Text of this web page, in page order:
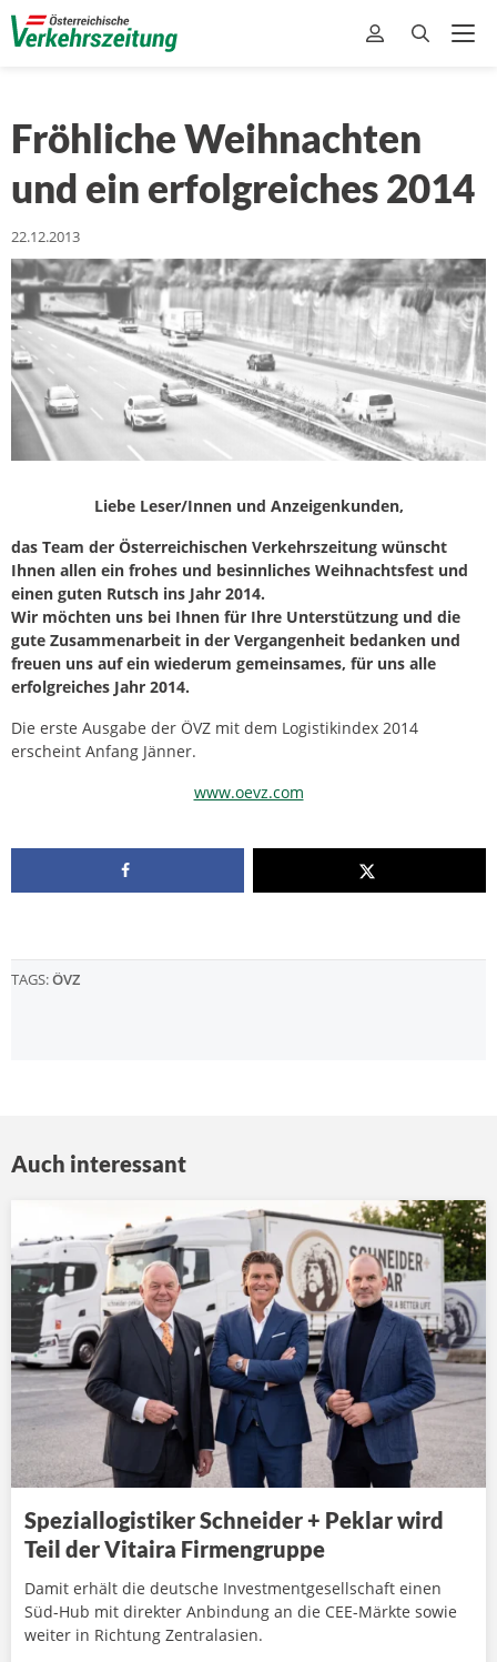
Fröhliche Weihnachten
und ein erfolgreiches 2014
22.12.2013
Liebe Leser/Innen und Anzeigenkunden,
das Team der Österreichischen Verkehrszeitung wünscht
Ihnen allen ein frohes und besinnliches Weihnachtsfest und
einen guten Rutsch ins Jahr 2014.
Wir möchten uns bei Ihnen für Ihre Unterstützung und die
gute Zusammenarbeit in der Vergangenheit bedanken und
freuen uns auf ein wiederum gemeinsames, für uns alle
erfolgreiches Jahr 2014.
Die erste Ausgabe der ÖVZ mit dem Logistikindex 2014
erscheint Anfang Jänner.
www.oevz.com
TAGS:ÖVZ
Auch interessant
Speziallogistiker Schneider + Peklar wird
Teil der Vitaira Firmengruppe
Damit erhält die deutsche Investmentgesellschaft einen
Süd-Hub mit direkter Anbindung an die CEE-Märkte sowie
weiter in Richtung Zentralasien.